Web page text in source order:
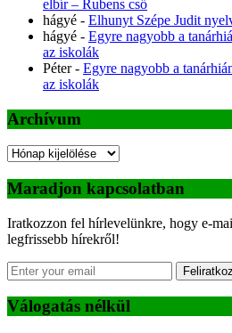
elbír – Rubens cső
hágyé - Elhunyt Szépe Judit
hágyé - Egyre nagyobb a
az iskolák
Péter- Egyre nagyobb a
az iskolák
Archívum
Archívum
Maradjon kapcsolatban
Iratkozzon fel hírlevelünkre, hogy e-
legfrissebb hírekről!
Válogatás nélkül